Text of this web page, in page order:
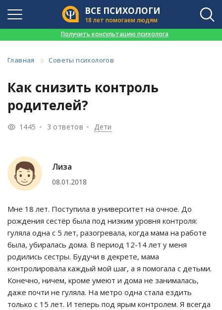
ВСЕ ПСИХОЛОГИ
18 лет помогаем людям
Получить консультацию психолога
Главная Советы психологов
Как снизить контроль
родителей?
1445 3 ответов Дети
Лиза
08.01.2018
Мне 18 лет. Поступила в университет на очное. До
рождения сестёр была под низким уровня контроля:
гуляла одна с 5 лет, разогревала, когда мама на работе
была, убиралась дома. В период 12-14 лет у меня
родились сестры. Будучи в декрете, мама
контролировала каждый мой шаг, а я помогала с детьми.
Конечно, ничем, кроме умеют и дома не занималась,
даже почти не гуляла. На метро одна стала ездить
только с 15 лет. И теперь под ярым контролем. Я всегда